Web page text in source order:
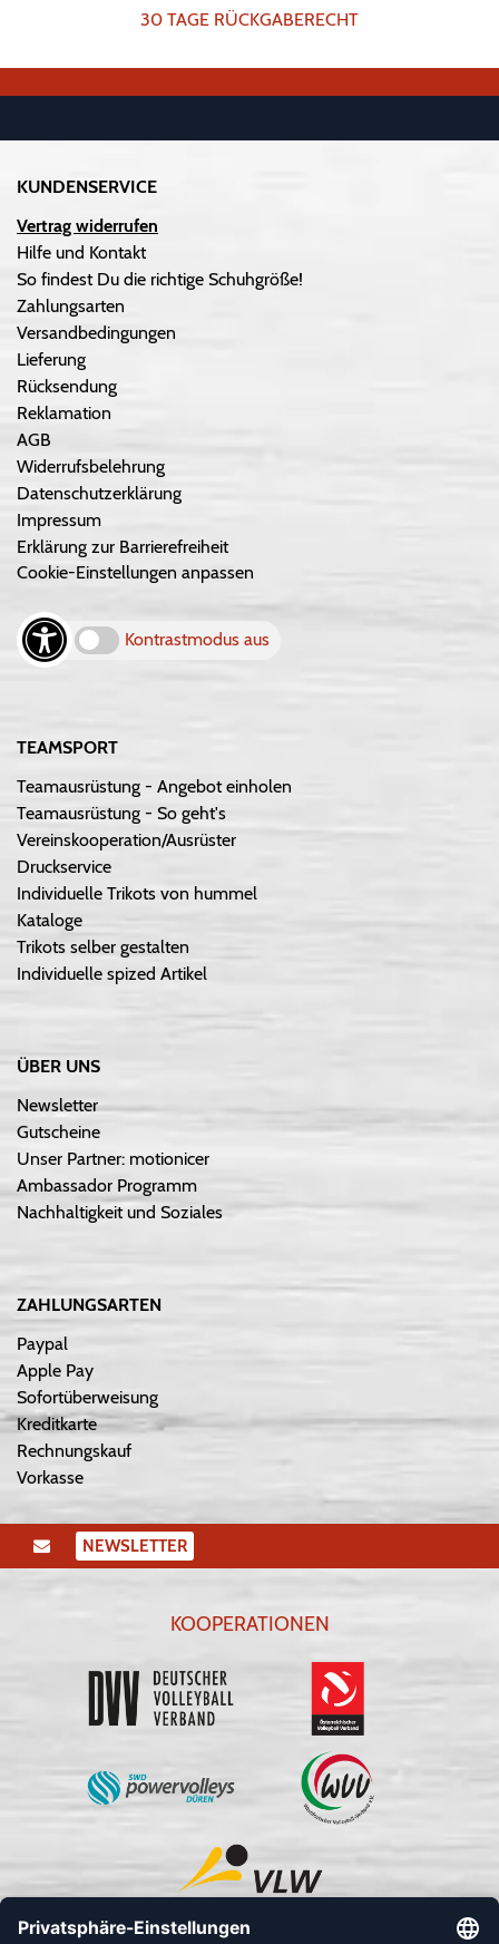
30 TAGE RÜCKGABERECHT
KUNDENSERVICE
Vertrag widerrufen
Hilfe und Kontakt
So findest Du die richtige Schuhgröße!
Zahlungsarten
Versandbedingungen
Lieferung
Rücksendung
Reklamation
AGB
Widerrufsbelehrung
Datenschutzerklärung
Impressum
Erklärung zur Barrierefreiheit
Cookie-Einstellungen anpassen
Kontrastmodus aus
TEAMSPORT
Teamausrüstung - Angebot einholen
Teamausrüstung - So geht's
Vereinskooperation/Ausrüster
Druckservice
Individuelle Trikots von hummel
Kataloge
Trikots selber gestalten
Individuelle spized Artikel
ÜBER UNS
Newsletter
Gutscheine
Unser Partner: motionicer
Ambassador Programm
Nachhaltigkeit und Soziales
ZAHLUNGSARTEN
Paypal
Apple Pay
Sofortüberweisung
Kreditkarte
Rechnungskauf
Vorkasse
NEWSLETTER
KOOPERATIONEN